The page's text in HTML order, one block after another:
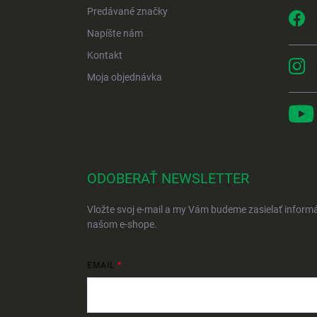
Predávané značky
Napíšte nám
Kontakt
Moja objednávka
ODOBERAŤ NEWSLETTER
Vložte svoj e-mail a my Vám budeme zasielať
našom e-shope.
EMAIL